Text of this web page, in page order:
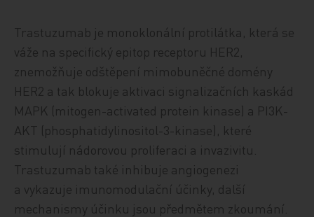
Trastuzumab je monoklonální protilátka, která se
váže na specifický epitop receptoru HER2,
znemožňuje odštěpení mimobuněčné domény
HER2 a tak blokuje aktivaci signalizačních kaskád
MAPK (mitogen-activated protein kinase) a PI3K-
AKT (phosphatidylinositol-3-kinase), které
stimulují nádorovou proliferaci a invazivitu.
Trastuzumab také inhibuje angiogenezi
a vykazuje imunomodulační účinky, další
mechanismy účinku jsou předmětem zkoumání.